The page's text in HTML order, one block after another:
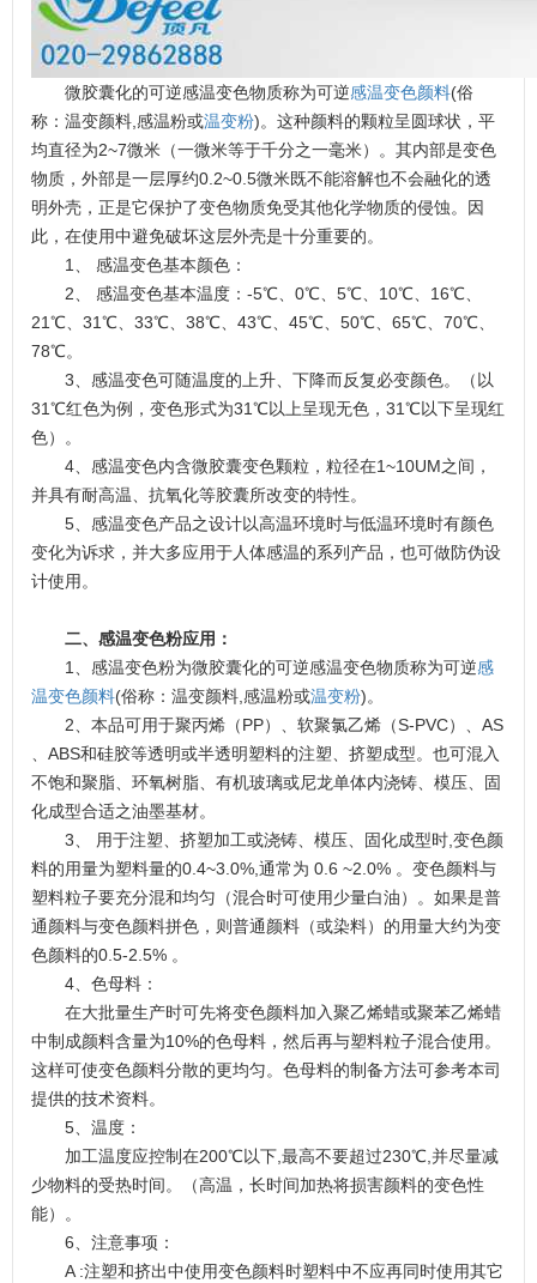
微胶囊化的可逆感温变色物质称为可逆感温变色颜料(俗
称：温变颜料,感温粉或温变粉)。这种颜料的颗粒呈圆球状，平
均直径为2~7微米（一微米等于千分之一毫米）。其内部是变色
物质，外部是一层厚约0.2~0.5微米既不能溶解也不会融化的透
明外壳，正是它保护了变色物质免受其他化学物质的侵蚀。因
此，在使用中避免破坏这层外壳是十分重要的。
1、 感温变色基本颜色：
2、 感温变色基本温度：-5℃、0℃、5℃、10℃、16℃、
21℃、31℃、33℃、38℃、43℃、45℃、50℃、65℃、70℃、
78℃。
3、感温变色可随温度的上升、下降而反复必变颜色。（以
31℃红色为例，变色形式为31℃以上呈现无色，31℃以下呈现红
色）。
4、感温变色内含微胶囊变色颗粒，粒径在1~10UM之间，
并具有耐高温、抗氧化等胶囊所改变的特性。
5、感温变色产品之设计以高温环境时与低温环境时有颜色
变化为诉求，并大多应用于人体感温的系列产品，也可做防伪设
计使用。
二、感温变色粉应用：
1、感温变色粉为微胶囊化的可逆感温变色物质称为可逆感
温变色颜料(俗称：温变颜料,感温粉或温变粉)。
2、本品可用于聚丙烯（PP）、软聚氯乙烯（S-PVC）、AS
、ABS和硅胶等透明或半透明塑料的注塑、挤塑成型。也可混入
不饱和聚脂、环氧树脂、有机玻璃或尼龙单体内浇铸、模压、固
化成型合适之油墨基材。
3、 用于注塑、挤塑加工或浇铸、模压、固化成型时,变色颜
料的用量为塑料量的0.4~3.0%,通常为 0.6 ~2.0% 。变色颜料与
塑料粒子要充分混和均匀（混合时可使用少量白油）。如果是普
通颜料与变色颜料拼色，则普通颜料（或染料）的用量大约为变
色颜料的0.5-2.5% 。
4、色母料：
在大批量生产时可先将变色颜料加入聚乙烯蜡或聚苯乙烯蜡
中制成颜料含量为10%的色母料，然后再与塑料粒子混合使用。
这样可使变色颜料分散的更均匀。色母料的制备方法可参考本司
提供的技术资料。
5、温度：
加工温度应控制在200℃以下,最高不要超过230℃,并尽量减
少物料的受热时间。（高温，长时间加热将损害颜料的变色性
能）。
6、注意事项：
A :注塑和挤出中使用变色颜料时塑料中不应再同时使用其它